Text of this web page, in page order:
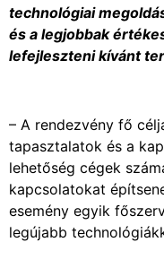
technológiai
és a legjobbak
lefejleszteni kívánt
– A rendezvény fő
tapasztalatok és a
lehetőség cégek
kapcsolatokat
esemény egyik
legújabb